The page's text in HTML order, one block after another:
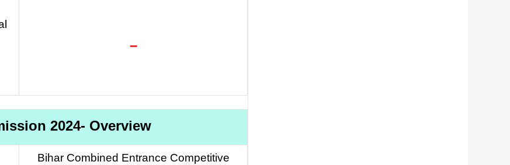
–
2024- Overview
Bihar Combined Entrance Competitive